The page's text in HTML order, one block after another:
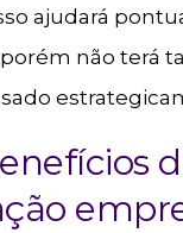
ajudará
não terá